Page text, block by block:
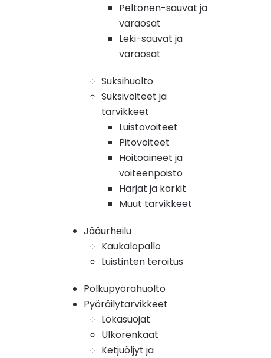
Peltonen-sauvat ja
varaosat
Leki-sauvat ja
varaosat
Suksihuolto
Suksivoiteet ja
tarvikkeet
Luistovoiteet
Pitovoiteet
Hoitoaineet ja
voiteenpoisto
Harjat ja korkit
Muut tarvikkeet
Jääurheilu
Kaukalopallo
Luistinten teroitus
Polkupyörähuolto
Pyöräilytarvikkeet
Lokasuojat
Ulkorenkaat
Ketjuöljyt ja